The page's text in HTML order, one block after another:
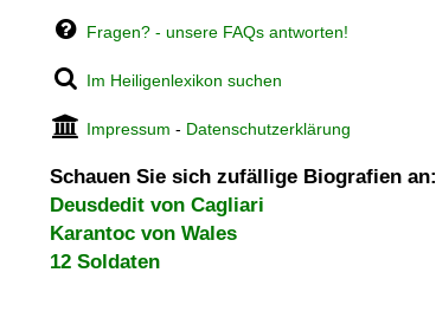
Fragen? - unsere FAQs antworten!
Im Heiligenlexikon suchen
Impressum - Datenschutzerklärung
Schauen Sie sich zufällige Biografien an:
Deusdedit von Cagliari
Karantoc von Wales
12 Soldaten